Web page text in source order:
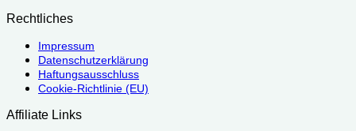
Rechtliches
Impressum
Datenschutzerklärung
Haftungsausschluss
Cookie-Richtlinie (EU)
Affiliate Links